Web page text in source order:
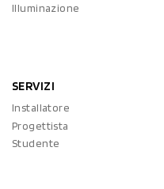
Illuminazione
SERVIZI
Installatore
Progettista
Studente